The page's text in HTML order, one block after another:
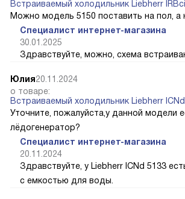
Встраиваемый холодильник Liebherr
Можно модель 5150 поставить на пол, а
Специалист интернет-магазина
30.01.2025
Здравствуйте, можно, схема
Юлия20.11.2024
о товаре:
Встраиваемый холодильник Liebherr
Уточните, пожалуйста,у данной модели
лёдогенератор?
Специалист интернет-магазина
20.11.2024
Здравствуйте, у Liebherr ICNd 5133
с емкостью для воды.